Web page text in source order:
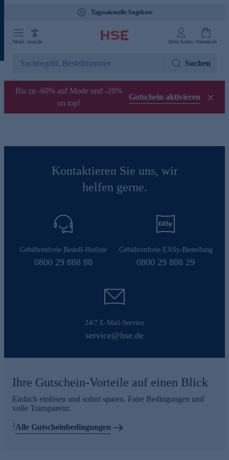
Tagesaktuelle Angebote
Menü Ansicht Mein Konto Warenkorb
Suchen
Bis zu -60% auf Mode und -20%
on top!
Gutschein aktivieren
Kontaktieren Sie uns, wir
helfen gerne.
Gebührenfreie Bestell-Hotline
0800 29 888 88
Gebührenfreie EASy-Bestellung
0800 29 888 29
24/7 E-Mail-Service
service@hse.de
Ihre Gutschein-Vorteile auf einen Blick
Einfach einlösen und sofort sparen. Faire Bedingungen und
volle Transparenz.
1Alle Gutscheinbedingungen